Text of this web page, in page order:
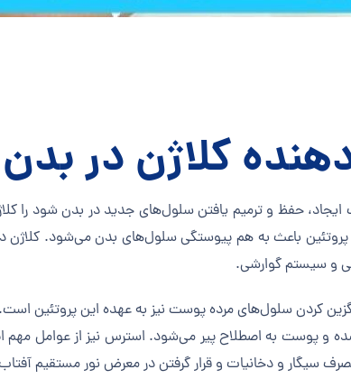
کلاژن در بدن
ایجاد، حفظ و ترمیم یافتن سلول‌های جدید در بدن شود
پروتئین باعث به هم پیوستگی سلول‌های بدن می‌شود.
و سیستم گوارشی.
کردن سلول‌های مرده پوست نیز به عهده این پروتئین
به اصطلاح پیر می‌شود. استرس نیز از عوامل مهم
سیگار و دخانیات و قرار گرفتن در معرض نور مستقیم